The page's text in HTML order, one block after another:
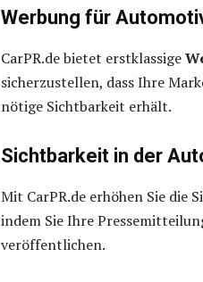
Werbung für
CarPR.de bietet erstklassige
sicherzustellen, dass Ihre
nötige Sichtbarkeit erhält.
Sichtbarkeit in der
Mit CarPR.de erhöhen Sie die
indem Sie Ihre
veröffentlichen.